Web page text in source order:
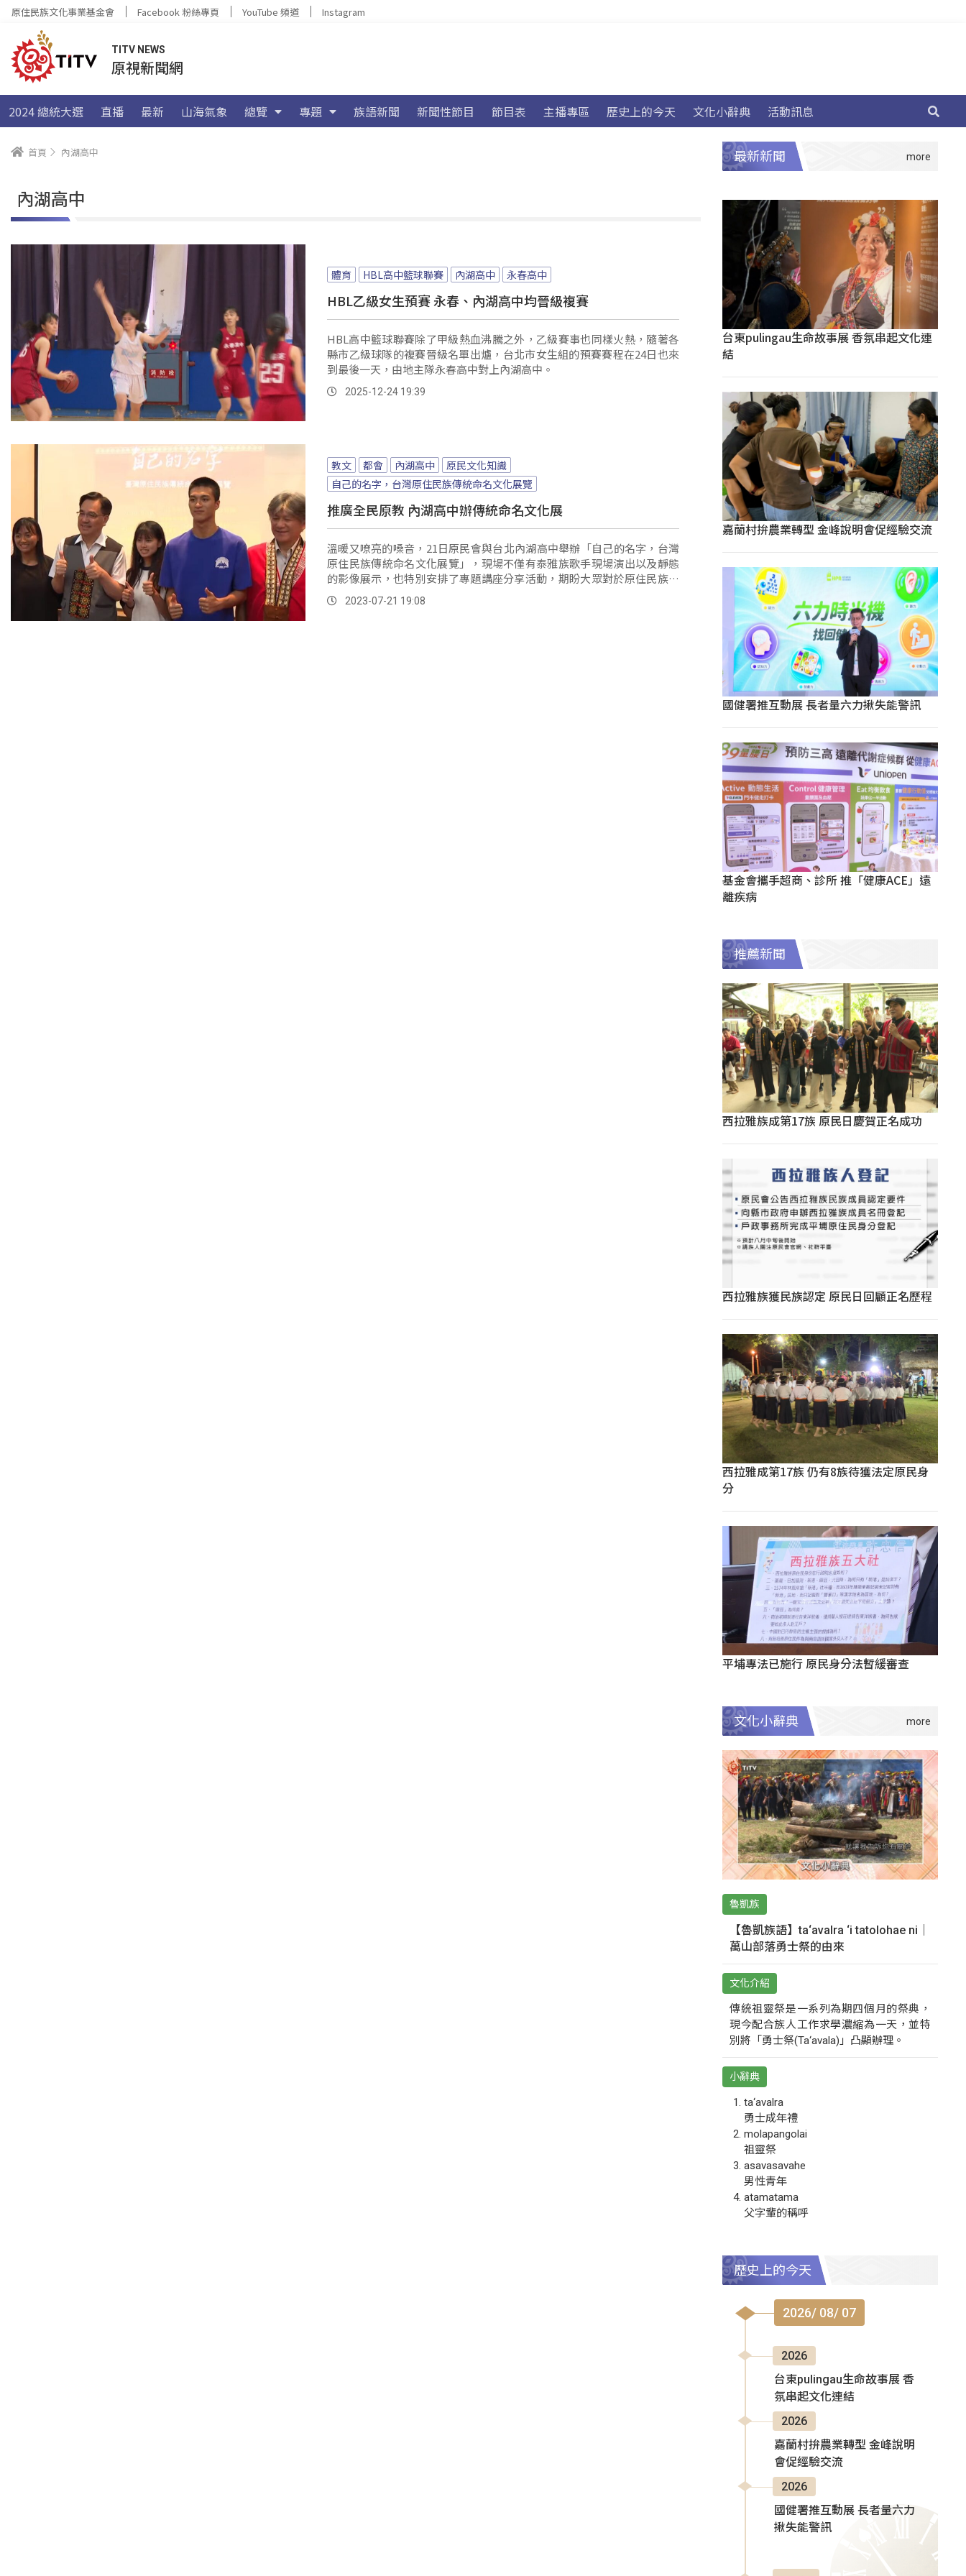
原住民族文化事業基金會 Facebook 粉絲專頁 YouTube 頻道 Instagram
TITV NEWS
原視新聞網
2024 總統大選 直播 最新 山海氣象 總覽 專題 族語新聞 新聞性節目 節目表 主播專區 歷史上的今天 文化小辭典 活動訊息
首頁 內湖高中
內湖高中
體育 HBL高中籃球聯賽 內湖高中 永春高中
HBL乙級女生預賽 永春、內湖高中均晉級複賽
HBL高中籃球聯賽除了甲級熱血沸騰之外，乙級賽事也同樣火熱，隨著各
縣市乙級球隊的複賽晉級名單出爐，台北市女生組的預賽賽程在24日也來
到最後一天，由地主隊永春高中對上內湖高中。
2025-12-24 19:39
教文 都會 內湖高中
原民文化知識
自己的名字，台灣原住民族傳統命名文化展覽
推廣全民原教 內湖高中辦傳統命名文化展
溫暖又嘹亮的嗓音，21日原民會與台北內湖高中舉辦「自己的名字，台灣
原住民族傳統命名文化展覽」，現場不僅有泰雅族歌手現場演出以及靜態
的影像展示，也特別安排了專題講座分享活動，期盼大眾對於原住民族命
名文化保存有更多的認識，增進族人的自我認同。
2023-07-21 19:08
最新新聞
台東pulingau生命故事展 香氛串起文化連
結
嘉蘭村拚農業轉型 金峰說明會促經驗交流
國健署推互動展 長者量六力揪失能警訊
基金會攜手超商、診所 推「健康ACE」遠
離疾病
推薦新聞
西拉雅族成第17族 原民日慶賀正名成功
西拉雅族獲民族認定 原民日回顧正名歷程
西拉雅成第17族 仍有8族待獲法定原民身
分
平埔專法已施行 原民身分法暫緩審查
文化小辭典
魯凱族
【魯凱族語】ta‘avalra ‘i tatolohae ni｜
萬山部落勇士祭的由來
文化介紹
傳統祖靈祭是一系列為期四個月的祭典，
現今配合族人工作求學濃縮為一天，並特
別將「勇士祭(Ta‘avala)」凸顯辦理。
小辭典
ta‘avalra
勇士成年禮
molapangolai
祖靈祭
asavasavahe
男性青年
atamatama
父字輩的稱呼
歷史上的今天
2026/ 08/ 07
2026
台東pulingau生命故事展 香
氛串起文化連結
2026
嘉蘭村拚農業轉型 金峰說明
會促經驗交流
2026
國健署推互動展 長者量六力
揪失能警訊